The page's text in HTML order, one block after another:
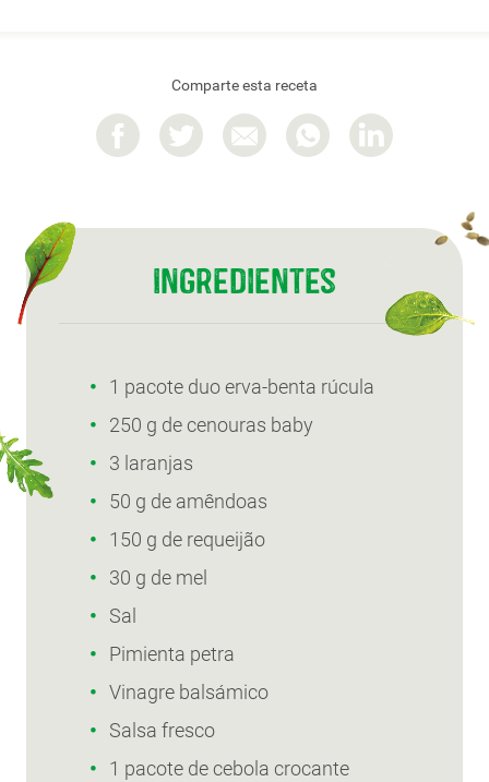
Comparte esta receta
Ingredientes
1 pacote duo erva-benta rúcula
250 g de cenouras baby
3 laranjas
50 g de amêndoas
150 g de requeijão
30 g de mel
Sal
Pimienta petra
Vinagre balsámico
Salsa fresco
1 pacote de cebola crocante